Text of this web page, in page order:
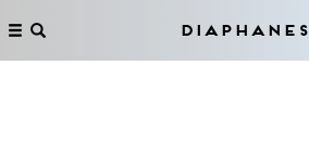
Diaphanes